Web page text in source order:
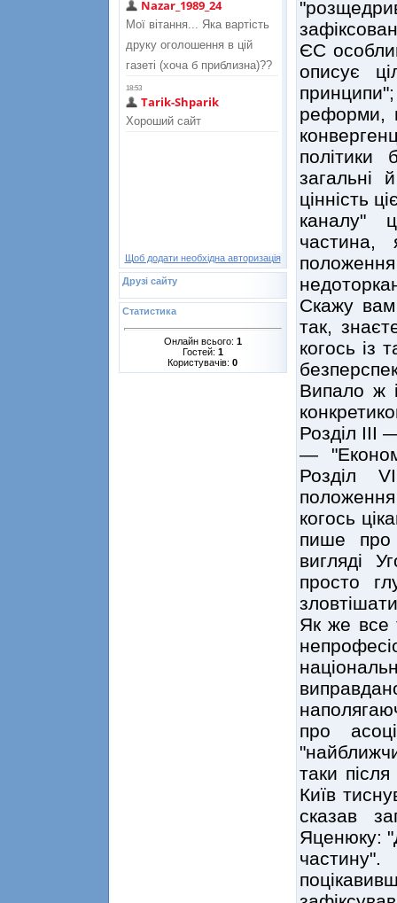
Щоб додати необхідна авторизація
Друзі сайту
Статистика
Онлайн всього: 1
Гостей: 1
Користувачів: 0
ЄС
описує
реформи,
політики
загальні
цінність
каналу"
частина,
положення
Скажу
так,
когось із
Випало ж
Розділ III
—
Розділ
когось
пише про
вигляді
просто
Як же все
про
таки
Київ
сказав
Яценюку: